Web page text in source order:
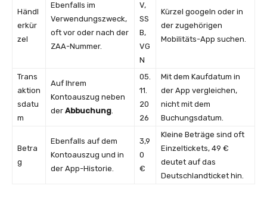
Händl
erkür
zel
Ebenfalls im
Verwendungszweck,
oft vor oder nach der
ZAA-Nummer.
V,
SS
B,
VG
N
Kürzel googeln oder in
der zugehörigen
Mobilitäts-App suchen.
Trans
aktion
sdatu
m
Auf Ihrem
Kontoauszug neben
der Abbuchung.
05.
11.
20
26
Mit dem Kaufdatum in
der App vergleichen,
nicht mit dem
Buchungsdatum.
Betra
g
Ebenfalls auf dem
Kontoauszug und in
der App-Historie.
3,9
0
€
Kleine Beträge sind oft
Einzeltickets, 49 €
deutet auf das
Deutschlandticket hin.